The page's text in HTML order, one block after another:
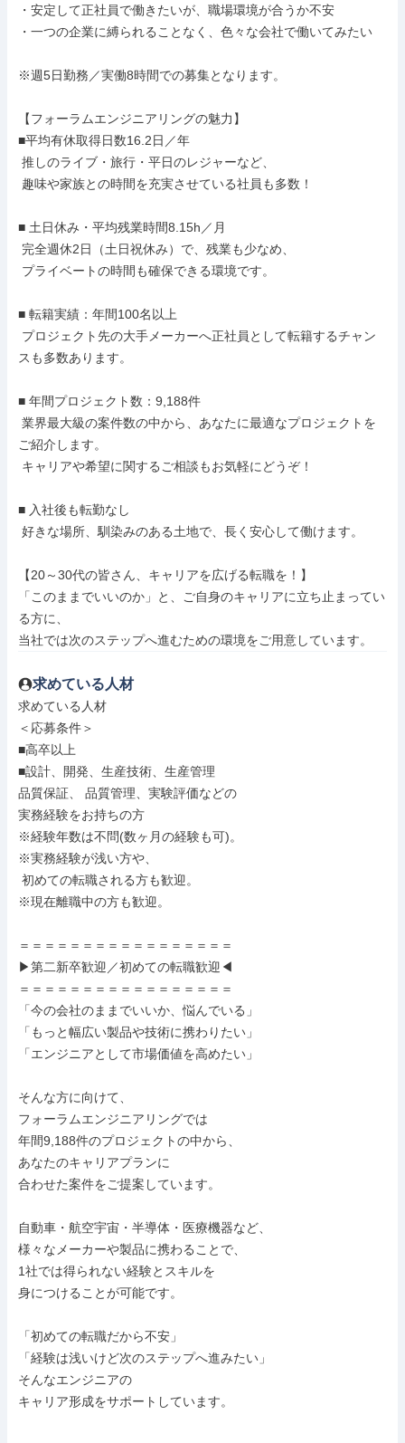
・安定して正社員で働きたいが、職場環境が合うか不安
・一つの企業に縛られることなく、色々な会社で働いてみたい
※週5日勤務／実働8時間での募集となります。
【フォーラムエンジニアリングの魅力】
■平均有休取得日数16.2日／年
■ 土日休み・平均残業時間8.15h／月
■ 転籍実績：年間100名以上
スも多数あります。
■ 年間プロジェクト数：9,188件
ご紹介します。
■ 入社後も転勤なし
【20～30代の皆さん、キャリアを広げる転職を！】
「このままでいいのか」と、ご自身のキャリアに立ち止まってい
る方に、
当社では次のステップへ進むための環境をご用意しています。
求めている人材
求めている人材
＜応募条件＞
■高卒以上
■設計、開発、生産技術、生産管理
品質保証、 品質管理、実験評価などの
実務経験をお持ちの方
※経験年数は不問(数ヶ月の経験も可)。
※実務経験が浅い方や、
※現在離職中の方も歓迎。
＝＝＝＝＝＝＝＝＝＝＝＝＝＝＝＝＝
▶第二新卒歓迎／初めての転職歓迎◀
＝＝＝＝＝＝＝＝＝＝＝＝＝＝＝＝＝
「今の会社のままでいいか、悩んでいる」
「もっと幅広い製品や技術に携わりたい」
「エンジニアとして市場価値を高めたい」
そんな方に向けて、
フォーラムエンジニアリングでは
年間9,188件のプロジェクトの中から、
あなたのキャリアプランに
合わせた案件をご提案しています。
自動車・航空宇宙・半導体・医療機器など、
様々なメーカーや製品に携わることで、
1社では得られない経験とスキルを
身につけることが可能です。
「初めての転職だから不安」
「経験は浅いけど次のステップへ進みたい」
そんなエンジニアの
キャリア形成をサポートしています。